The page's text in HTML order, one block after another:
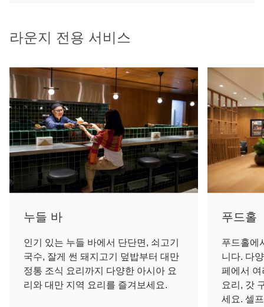
라운지 전용 서비스
누들 바
인기 있는 누들 바에서 단단면, 쇠고기
국수, 잘게 썬 돼지고기 덮밥부터 대만
정통 조식 요리까지 다양한 아시아 요
리와 대만 지역 요리를 즐겨보세요.
푸드홀
푸드홀에
니다. 다
페에서 여
요리, 갓
세요. 셀